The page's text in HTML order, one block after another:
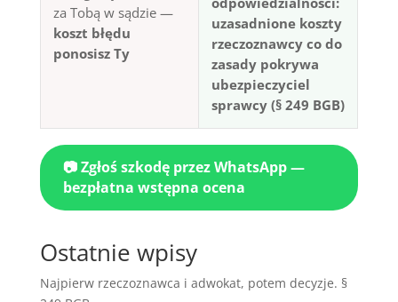
za Tobą w sądzie —
koszt błędu
ponosisz Ty
uzasadnione koszty
rzeczoznawcy co do
zasady pokrywa
ubezpieczyciel
sprawcy (§ 249 BGB)
📷 Zgłoś szkodę przez WhatsApp —
bezpłatna wstępna ocena
Ostatnie wpisy
Najpierw rzeczoznawca i adwokat, potem decyzje. §